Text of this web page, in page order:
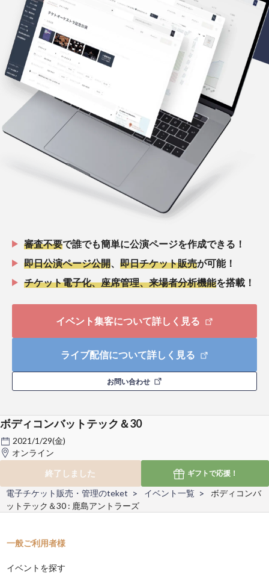
審査不要で誰でも簡単に公演ページを作成できる！
即日公演ページ公開
即日チケット販売が可能！
チケット電子化、座席管理、来場者分析機能を搭載！
イベント集客について詳しく見る
ライブ配信について詳しく見る
お問い合わせ
ボディコンバットテック＆30
2021/1/29(金)
オンライン
終了しました
ギフトで応援！
電子チケット販売・管理のteket イベント一覧
ボディコンバ
ットテック＆30 : 鹿島アントラーズ
一般ご利用者様
イベントを探す